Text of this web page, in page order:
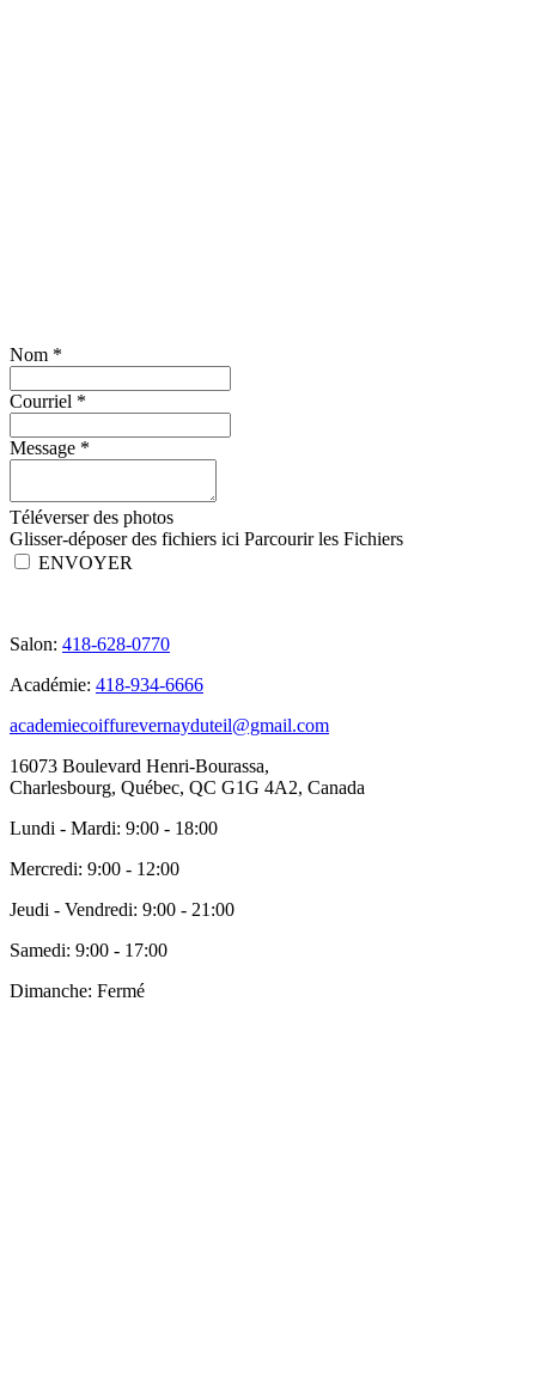
Nom *
Courriel *
Message *
Téléverser des photos
Glisser-déposer des fichiers ici Parcourir les Fichiers
ENVOYER
Salon: 418-628-0770
Académie: 418-934-6666
academiecoiffurevernayduteil@gmail.com
16073 Boulevard Henri-Bourassa,
Charlesbourg, Québec, QC G1G 4A2, Canada
Lundi - Mardi: 9:00 - 18:00
Mercredi: 9:00 - 12:00
Jeudi - Vendredi: 9:00 - 21:00
Samedi: 9:00 - 17:00
Dimanche: Fermé